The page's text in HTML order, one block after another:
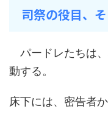
司祭の役目、
パードレたちは
動する。
床下には、密告者